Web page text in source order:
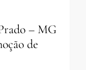
– MG
de